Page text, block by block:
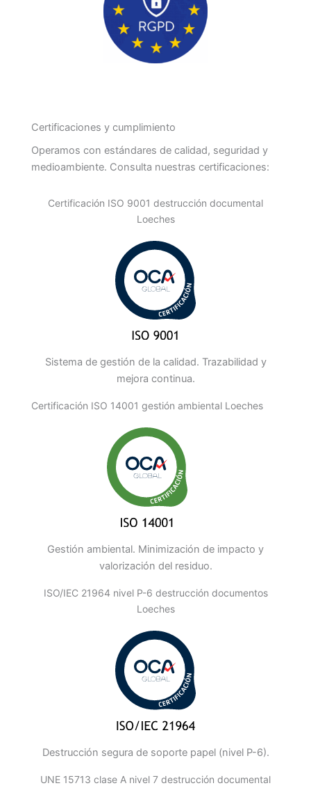
Certificaciones y cumplimiento
Operamos con estándares de calidad, seguridad y
medioambiente. Consulta nuestras certificaciones:
Certificación ISO 9001 destrucción documental
Loeches
Sistema de gestión de la calidad. Trazabilidad y
mejora continua.
Certificación ISO 14001 gestión ambiental Loeches
Gestión ambiental. Minimización de impacto y
valorización del residuo.
ISO/IEC 21964 nivel P-6 destrucción documentos
Loeches
Destrucción segura de soporte papel (nivel P-6).
UNE 15713 clase A nivel 7 destrucción documental